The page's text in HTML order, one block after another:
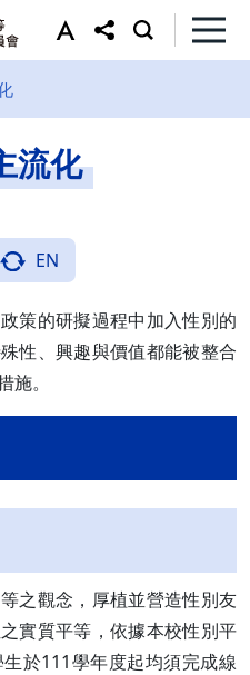
流化
EN
策的研擬過程中加入性別的
性、興趣與價值都能被整合
。
之觀念，厚植並營造性別友
實質平等，依據本校性別平
於111學年度起均須完成線